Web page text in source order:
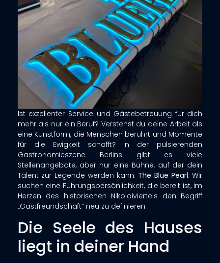
Ist exzellenter Service und Gästebetreuung für dich
mehr als nur ein Beruf? Verstehst du deine Arbeit als
eine Kunstform, die Menschen berührt und Momente
für die Ewigkeit schafft? In der pulsierenden
Gastronomieszene Berlins gibt es viele
Stellenangebote, aber nur eine Bühne, auf der dein
Talent zur Legende werden kann: The Blue Pearl. Wir
suchen eine Führungspersönlichkeit, die bereit ist, im
Herzen des historischen Nikolaiviertels den Begriff
„Gastfreundschaft“ neu zu definieren.
Die Seele des Hauses
liegt in deiner Hand